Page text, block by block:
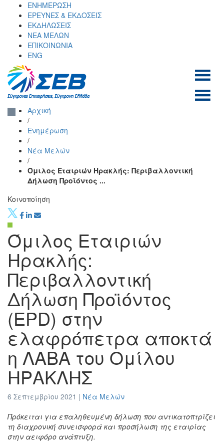
content
ΕΝΗΜΕΡΩΣΗ
ΕΡΕΥΝΕΣ & ΕΚΔΟΣΕΙΣ
ΕΚΔΗΛΩΣΕΙΣ
ΝΕΑ ΜΕΛΩΝ
ΕΠΙΚΟΙΝΩΝΙΑ
ENG
επιχειρήσεων και
βιομηχανιών
Αρχική
/
Ενημέρωση
/
Νέα Μελών
/
Όμιλος Εταιριών Ηρακλής: Περιβαλλοντική
Δήλωση Προϊόντος ...
Κοινοποίηση
Όμιλος Εταιριών
Ηρακλής:
Περιβαλλοντική
Δήλωση Προϊόντος
(EPD) στην
ελαφρόπετρα αποκτά
η ΛΑΒΑ του Ομίλου
ΗΡΑΚΛΗΣ
6 Σεπτεμβρίου 2021 | Νέα Μελών
Πρόκειται για επαληθευμένη δήλωση που αντικατοπτρίζει
τη διαχρονική συνεισφορά και προσήλωση της εταιρίας
στην αειφόρο ανάπτυξη.